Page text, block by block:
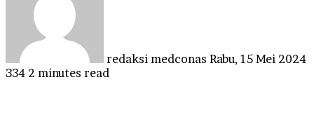
redaksi medconas Rabu, 15 Mei 2024
334 2 minutes read